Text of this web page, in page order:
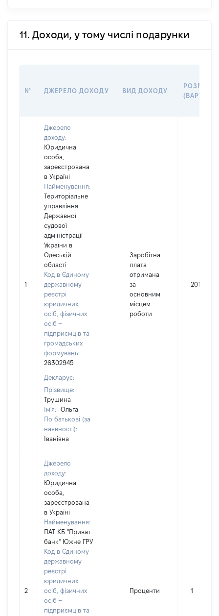
11. Доходи, у тому числі подарунки
№ ДЖЕРЕЛО ДОХОДУ ВИД ДОХОДУ
РОЗМІР
1
Джерело
доходу:
Юридична
особа,
зареєстрована
в Україні
Найменування:
Територіальне
управління
Державної
судової
адміністрації
України в
Одеській
області
Код в Єдиному
державному
реєстрі
юридичних
осіб, фізичних
осіб –
підприємців та
громадських
формувань:
26302945
Декларує:
Прізвище:
Трушина
Ім'я:
Ольга
По батькові (за
наявності):
Іванівна
Заробітна
плата
отримана
за
основним
місцем
роботи
201361
2
Джерело
доходу:
Юридична
особа,
зареєстрована
в Україні
Найменування:
ПАТ КБ "Приват
банк" Южне ГРУ
Код в Єдиному
державному
реєстрі
юридичних
осіб, фізичних
осіб –
підприємців та
Проценти 1